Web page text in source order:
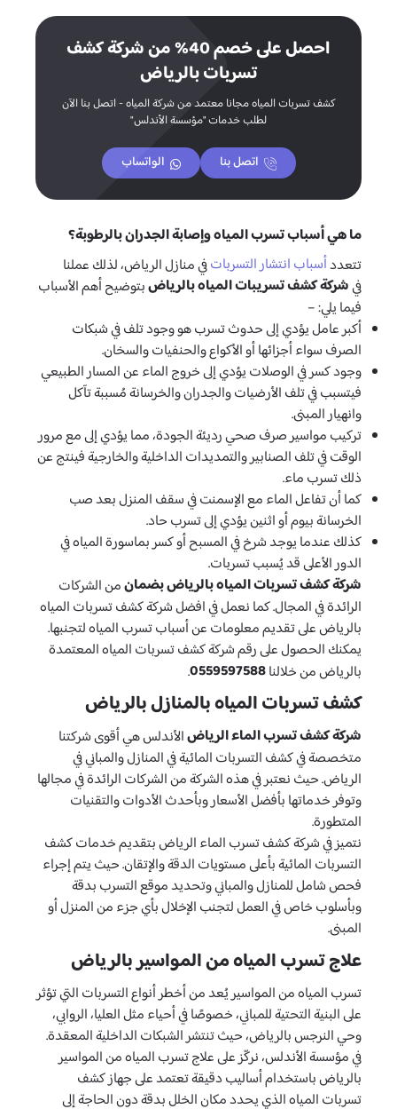
احصل على خصم 40% من شركة كشف
تسربات بالرياض
كشف تسربات المياه مجانا معتمد من شركة المياه - اتصل بنا الآن
لطلب خدمات "مؤسسة الأندلس"
اتصل بنا الواتساب
ما هي أسباب تسرب المياه وإصابة الجدران بالرطوبة؟
تتعددأسباب انتشار التسرباتفي منازل الرياض، لذلك عملنا
فيشركة كشف تسريبات المياه بالرياضبتوضيح أهم الأسباب
فيما يلي: –
أكبر عامل يؤدي إلى حدوث تسرب هو وجود تلف في شبكات
الصرف سواء أجزائها أو الأكواع والحنفيات والسخان.
وجود كسر في الوصلات يؤدي إلى خروج الماء عن المسار الطبيعي
فيتسبب في تلف الأرضيات والجدران والخرسانة مُسببة تآكل
وانهيار المبنى.
تركيب مواسير صرف صحي رديئة الجودة، مما يؤدي إلى مع مرور
الوقت في تلف الصنابير والتمديدات الداخلية والخارجية فينتج عن
ذلك تسرب ماء.
كما أن تفاعل الماء مع الإسمنت في سقف المنزل بعد صب
الخرسانة بيوم أو اثنين يؤدي إلى تسرب حاد.
كذلك عندما يوجد شرخ في المسبح أو كسر بماسورة المياه في
الدور الأعلى قد يُسبب تسربات.
شركة كشف تسربات المياه بالرياضبضمانمن الشركات
الرائدة في المجال. كما نعمل في افضل شركة كشف تسربات المياه
بالرياض على تقديم معلومات عن أسباب تسرب المياه لتجنبها.
يمكنك الحصول على رقم شركة كشف تسربات المياه المعتمدة
بالرياض من خلالنا0559597588
.
كشف تسربات المياه بالمنازل بالرياض
شركة كشف تسرب الماء الرياضالأندلس هي أقوى شركتنا
متخصصة في كشف التسربات المائية في المنازل والمباني في
الرياض. حيث نعتبر في هذه الشركة من الشركات الرائدة في مجالها
وتوفر خدماتها بأفضل الأسعار وبأحدث الأدوات والتقنيات
المتطورة.
نتميز في شركة كشف تسرب الماء الرياض بتقديم خدمات كشف
التسربات المائية بأعلى مستويات الدقة والإتقان. حيث يتم إجراء
فحص شامل للمنازل والمباني وتحديد موقع التسرب بدقة
وبأسلوب خاص في العمل لتجنب الإخلال بأي جزء من المنزل أو
المبنى.
علاج تسرب المياه من المواسير بالرياض
تسرب المياه من المواسير يُعد من أخطر أنواع التسربات التي تؤثر
على البنية التحتية للمباني، خصوصًا في أحياء مثل العليا، الروابي،
وحي النرجس بالرياض، حيث تنتشر الشبكات الداخلية المعقدة.
في مؤسسة الأندلس، نركّز على علاج تسرب المياه من المواسير
بالرياض باستخدام أساليب دقيقة تعتمد على جهاز كشف
تسربات المياه الذي يحدد مكان الخلل بدقة دون الحاجة إلى